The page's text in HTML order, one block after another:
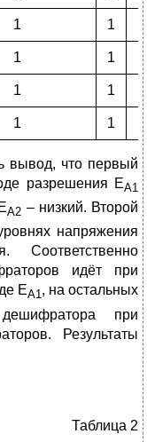
1 1 1
1 1 1
1 1 1
1 1 1
вывод, что первый
разрешения ЕА1
А2 – низкий. Второй
напряжения
идёт при
ЕА1, на остальных
при
Результаты
Таблица 2